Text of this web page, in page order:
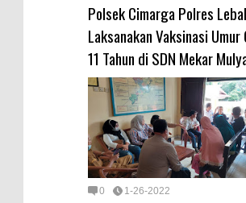
Polsek Cimarga Polres
Laksanakan Vaksinasi Umur
11 Tahun di SDN Mekar
0 1-26-2022